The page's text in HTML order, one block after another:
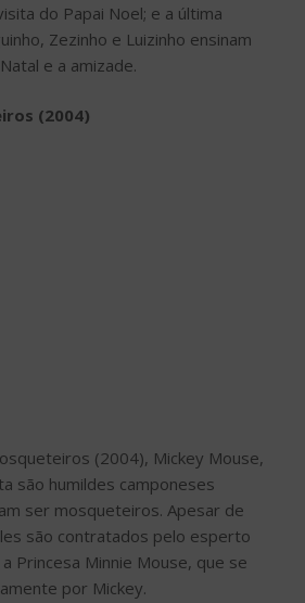
do Papai Noel; e a última
Zezinho e Luizinho ensinam
e a amizade.
(2004)
(2004), Mickey Mouse,
são humildes camponeses
ser mosqueteiros. Apesar de
são contratados pelo esperto
Princesa Minnie Mouse, que se
por Mickey.